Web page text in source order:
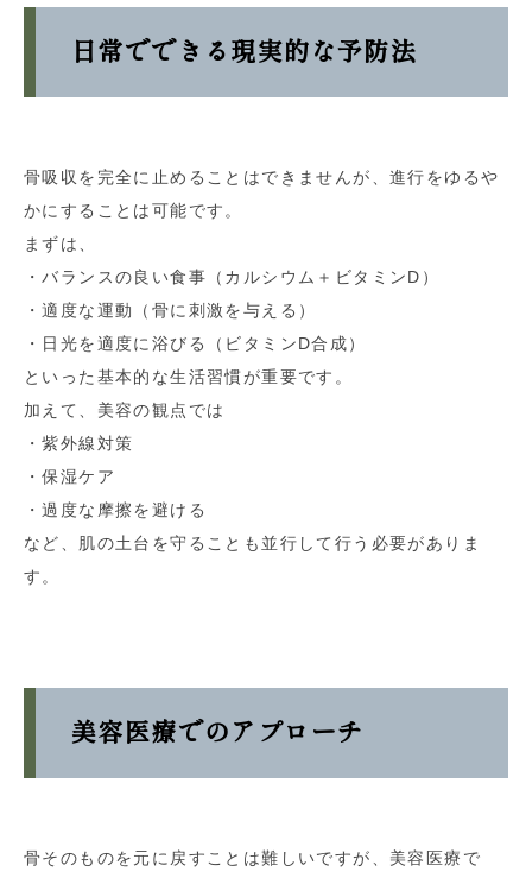
日常でできる現実的な予防法
骨吸収を完全に止めることはできませんが、進行をゆるや
かにすることは可能です。
まずは、
・バランスの良い食事（カルシウム＋ビタミンD）
・適度な運動（骨に刺激を与える）
・日光を適度に浴びる（ビタミンD合成）
といった基本的な生活習慣が重要です。
加えて、美容の観点では
・紫外線対策
・保湿ケア
・過度な摩擦を避ける
など、肌の土台を守ることも並行して行う必要がありま
す。
美容医療でのアプローチ
骨そのものを元に戻すことは難しいですが、美容医療で